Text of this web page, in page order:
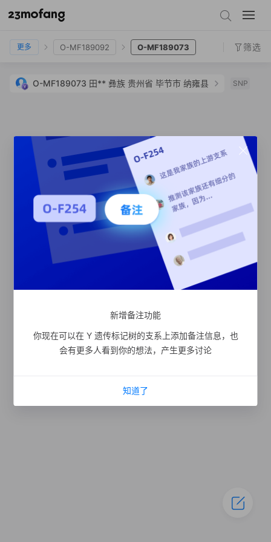
O-MF189093
更多 O-MF189092 O-MF189073 筛选
O-MF189073 田** 彝族 贵州省 毕节市 纳雍县 SNP
新增备注功能
你现在可以在 Y 遗传标记树的支系上添加备注信息，也
会有更多人看到你的想法，产生更多讨论
知道了